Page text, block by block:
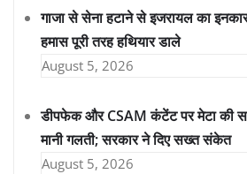
गाजा से सेना हटाने से इजरायल का
हमास पूरी तरह हथियार डाले
August 5, 2026
डीपफेक और CSAM कंटेंट पर मेटा की
मानी गलती; सरकार ने दिए सख्त संकेत
August 5, 2026